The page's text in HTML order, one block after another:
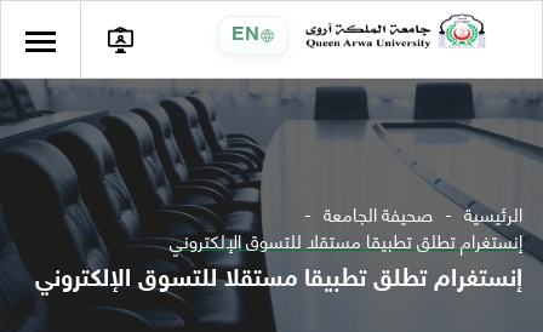
EN
الرئيسية صحيفة الجامعة
إنستغرام تطلق تطبيقا مستقلا للتسوق الإلكتروني
إنستغرام تطلق تطبيقا مستقلا للتسوق الإلكتروني